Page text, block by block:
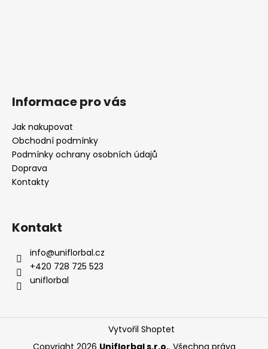
Informace pro vás
Jak nakupovat
Obchodní podmínky
Podmínky ochrany osobních údajů
Doprava
Kontakty
Kontakt
info@uniflorbal.cz
+420 728 725 523
uniflorbal
Vytvořil Shoptet